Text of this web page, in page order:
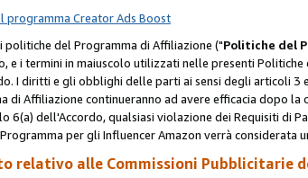
programma Creator Ads Boost
politiche del Programma di Affiliazione ("Politiche del
e i termini in maiuscolo utilizzati nelle presenti
I diritti e gli obblighi delle parti ai sensi degli articoli 3
di Affiliazione continueranno ad avere efficacia dopo
6(a) dell'Accordo, qualsiasi violazione dei Requisiti di
per gli Influencer Amazon verrà considerata
relativo alle Commissioni Pubblicitarie